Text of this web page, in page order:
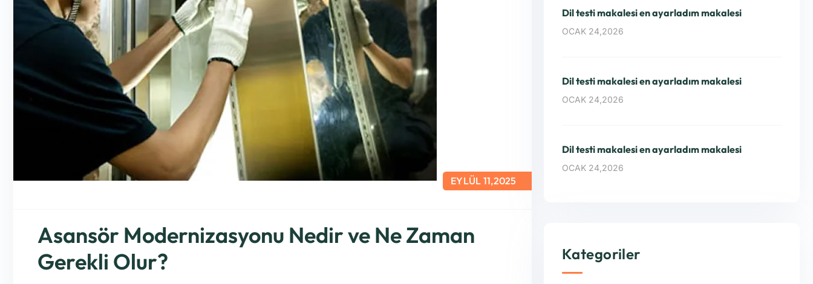
EYLÜL 11,2025
Asansör Modernizasyonu Nedir ve Ne Zaman
Gerekli Olur?
Dil testi makalesi en ayarladım makalesi
OCAK 24,2026
Dil testi makalesi en ayarladım makalesi
OCAK 24,2026
Dil testi makalesi en ayarladım makalesi
OCAK 24,2026
Kategoriler